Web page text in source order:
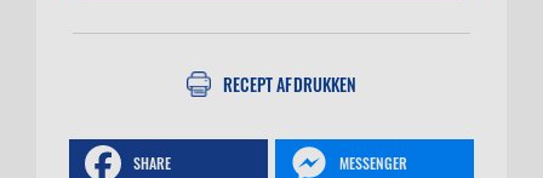
RECEPT AFDRUKKEN
SHARE MESSENGER